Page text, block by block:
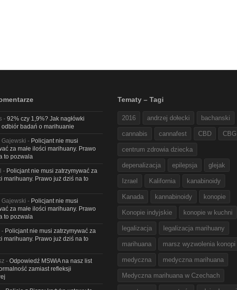
- 92% czy 1,9%? Jak nagłówki
badań o marihuanie
- Policjant nie musi
za małe ilości marihuany. Prawo
to pozwala
- Policjant nie musi zatrzymywać za
marihuany. Prawo już dziś na to
- Policjant nie musi
za małe ilości marihuany. Prawo
to pozwala
- Policjant nie musi zatrzymywać za
marihuany. Prawo już dziś na to
- Odpowiedź MSWiA na nasz list
zamiast refleksji
Tematy – Tagi
2016 andrzej dołecki bachanski
cannabis cannafest CBD CBG
centrum zdrowia dziecka
depenalizacja epilepsja glejak
Izrael Kalifornia kanabinoidy
Kanada kannabinoidy konopie
Konopie indyjskie konopie w kuchni
legalizacja legalizacja marihuany
marihuana marsz wyzwolenia konopi
medyczna medyczna marihuana
Medyczna marihuana w Czechach